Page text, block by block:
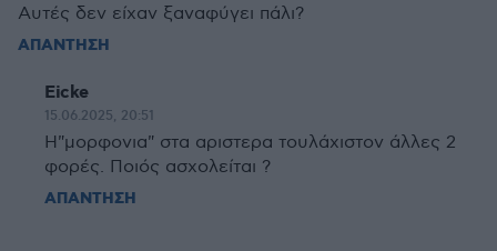
Αυτές δεν είχαν ξαναφύγει πάλι?
ΑΠΑΝΤΗΣΗ
Εicke
15.06.2025, 20:51
H"μορφονια" στα αριστερα τουλάχιστον άλλες 2
φορές. Ποιός ασχολείται ?
ΑΠΑΝΤΗΣΗ